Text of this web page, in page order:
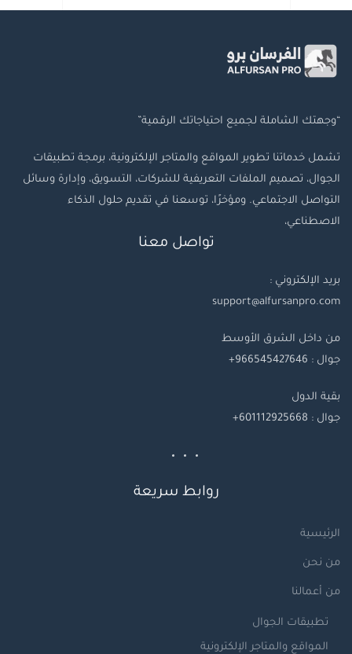
“وجهتك الشاملة لجميع احتياجاتك الرقمية”
تشمل خدماتنا تطوير المواقع والمتاجر الإلكترونية، برمجة تطبيقات
الجوال، تصميم الملفات التعريفية للشركات، التسويق، وإدارة وسائل
التواصل الاجتماعي. ومؤخرًا، توسعنا في تقديم حلول الذكاء
الاصطناعي،
تواصل معنا
بريد الإلكتروني :
support@alfursanpro.com
من داخل الشرق الأوسط
جوال : 966545427646+
بقية الدول
جوال : 601112925668+
روابط سريعة
الرئيسية
من نحن
من أعمالنا
تطبيقات الجوال
المواقع والمتاجر الإلكترونية